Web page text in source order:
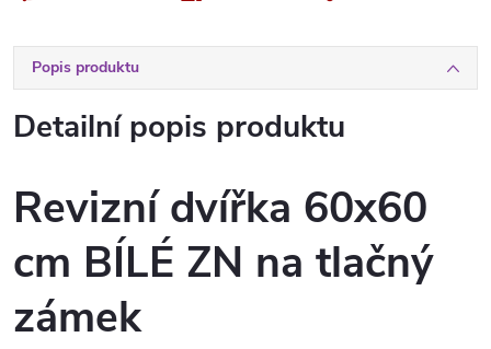
Popis produktu
Detailní popis produktu
Revizní dvířka 60x60
cm BÍLÉ ZN na tlačný
zámek